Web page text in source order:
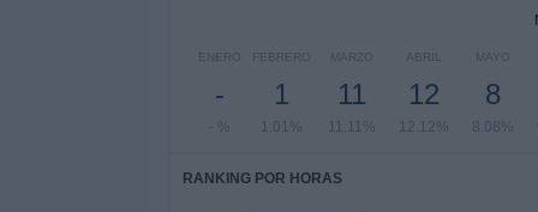
ENERO
-
- %
FEBRERO
1
1.01%
MARZO
11
11.11%
ABRIL
12
12.12%
MAYO
8
8.08%
RANKING POR HORAS